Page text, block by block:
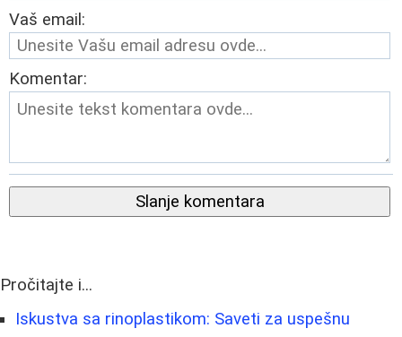
Vaš email:
Komentar:
Slanje komentara
Pročitajte i...
Iskustva sa rinoplastikom: Saveti za uspešnu